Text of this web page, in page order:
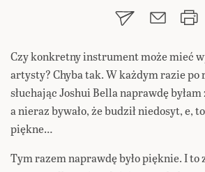
Czy konkretny instrument może mieć
artysty? Chyba tak. W każdym razie po
słuchając Joshui Bella naprawdę
a nieraz bywało, że budził niedosyt, e,
piękne…
Tym razem naprawdę było pięknie. I to